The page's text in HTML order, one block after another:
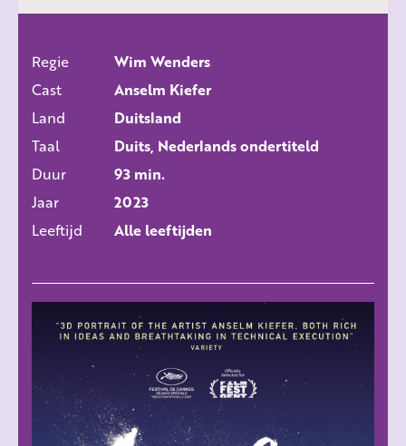
Regie
Wim Wenders
Cast
Anselm Kiefer
Land
Duitsland
Taal
Duits, Nederlands ondertiteld
Duur
93 min.
Jaar
2023
Leeftijd
Alle leeftijden